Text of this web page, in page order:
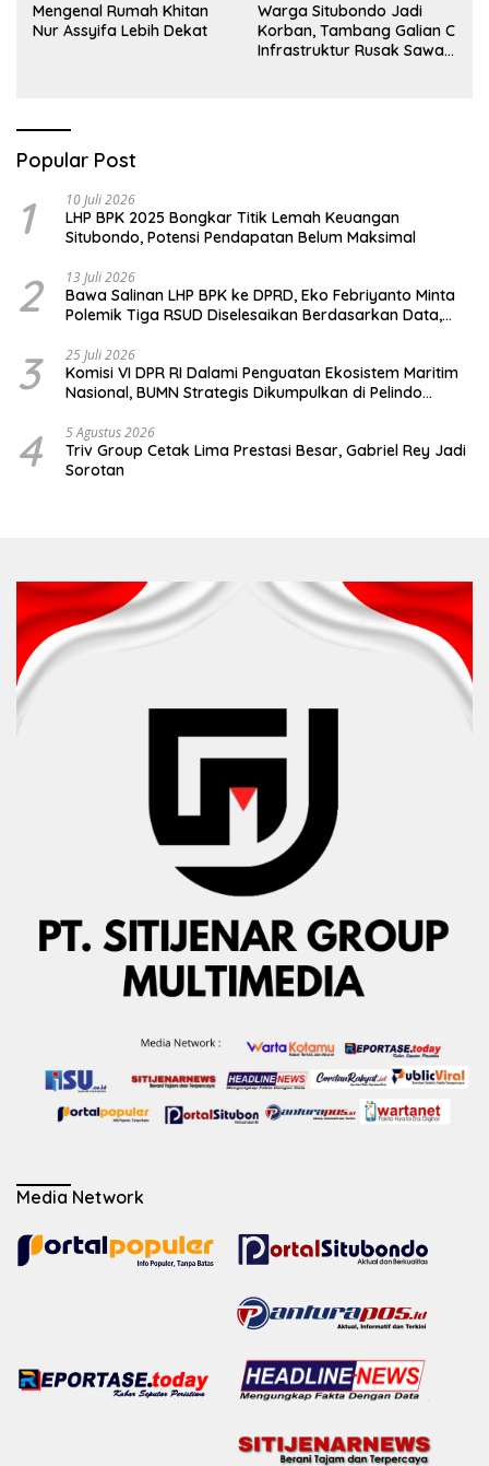
Mengenal Rumah Khitan
Nur Assyifa Lebih Dekat
Warga Situbondo Jadi
Korban, Tambang Galian C
Infrastruktur Rusak Sawah
Popular Post
1 10 Juli 2026
LHP BPK 2025 Bongkar Titik Lemah Keuangan
Situbondo, Potensi Pendapatan Belum Maksimal
2 13 Juli 2026
Bawa Salinan LHP BPK ke DPRD, Eko Febriyanto Minta
Polemik Tiga RSUD Diselesaikan Berdasarkan Data,
3 25 Juli 2026
Komisi VI DPR RI Dalami Penguatan Ekosistem Maritim
Nasional, BUMN Strategis Dikumpulkan di Pelindo
4 5 Agustus 2026
Triv Group Cetak Lima Prestasi Besar, Gabriel Rey Jadi
Sorotan
Media Network